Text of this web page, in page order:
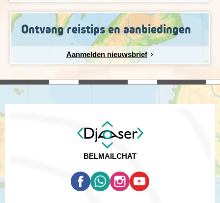
Ontvang reistips en aanbiedingen
Aanmelden nieuwsbrief
BELMAILCHAT